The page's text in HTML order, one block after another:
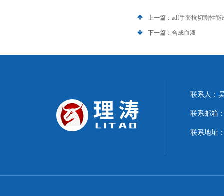
上一篇： adf手套抗切割性
下一篇： 合成血液
联系人：
联系邮箱
联系地址